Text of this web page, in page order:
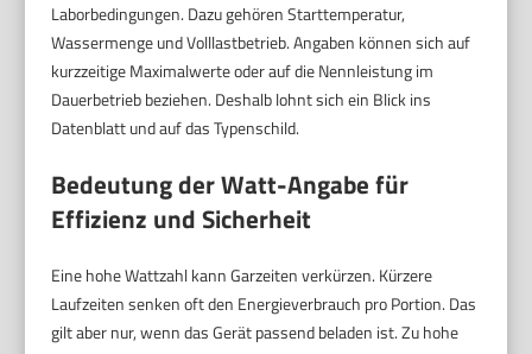
Laborbedingungen. Dazu gehören Starttemperatur,
Wassermenge und Volllastbetrieb. Angaben können sich auf
kurzzeitige Maximalwerte oder auf die Nennleistung im
Dauerbetrieb beziehen. Deshalb lohnt sich ein Blick ins
Datenblatt und auf das Typenschild.
Bedeutung der Watt-Angabe für
Effizienz und Sicherheit
Eine hohe Wattzahl kann Garzeiten verkürzen. Kürzere
Laufzeiten senken oft den Energieverbrauch pro Portion. Das
gilt aber nur, wenn das Gerät passend beladen ist. Zu hohe